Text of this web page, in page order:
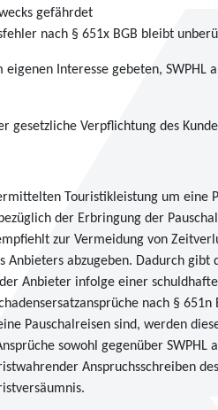
gefährdet
nach § 651x BGB bleibt
eigenen Interesse gebeten,
gesetzliche Verpflichtung des
Touristikleistung um
der Erbringung der
zur Vermeidung von
Anbieters abzugeben. Dadurch
Anbieter infolge einer
nach §
Pauschalreisen sind, werden
sowohl gegenüber
Anspruchsschreiben